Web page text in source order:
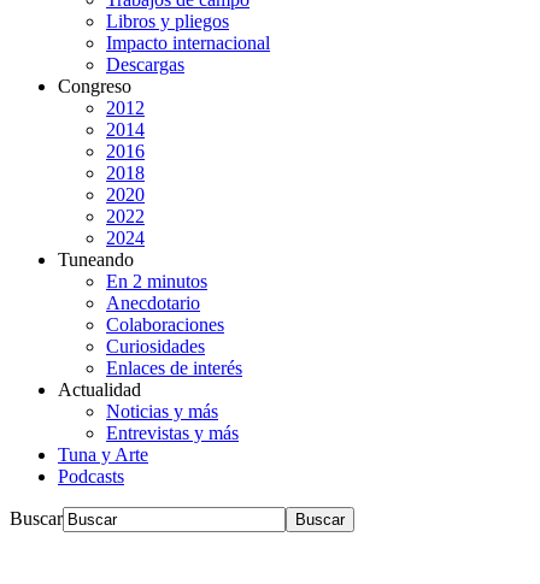
Libros y pliegos
Impacto internacional
Descargas
Congreso
2012
2014
2016
2018
2020
2022
2024
Tuneando
En 2 minutos
Anecdotario
Colaboraciones
Curiosidades
Enlaces de interés
Actualidad
Noticias y más
Entrevistas y más
Tuna y Arte
Podcasts
Buscar